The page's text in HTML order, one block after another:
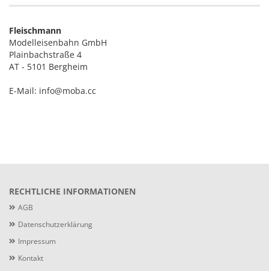
Fleischmann
Modelleisenbahn GmbH
Plainbachstraße 4
AT - 5101 Bergheim
E-Mail: info@moba.cc
RECHTLICHE INFORMATIONEN
AGB
Datenschutzerklärung
Impressum
Kontakt